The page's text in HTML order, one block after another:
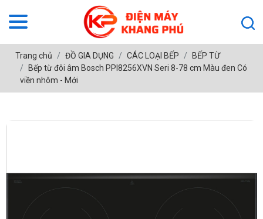
Trang chủ ĐỒ GIA DỤNG CÁC LOẠI BẾP
BẾP TỪ
Bếp từ đôi âm Bosch PPI8256XVN Seri 8-78 cm Màu đen Có
viền nhôm - Mới